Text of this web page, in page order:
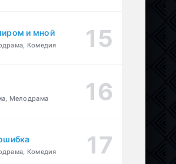
и мной
Комедия
Мелодрама
Комедия